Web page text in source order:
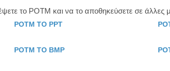
το POTM και να το αποθηκεύσετε σε
POTM TO PPT
POTM TO BMP